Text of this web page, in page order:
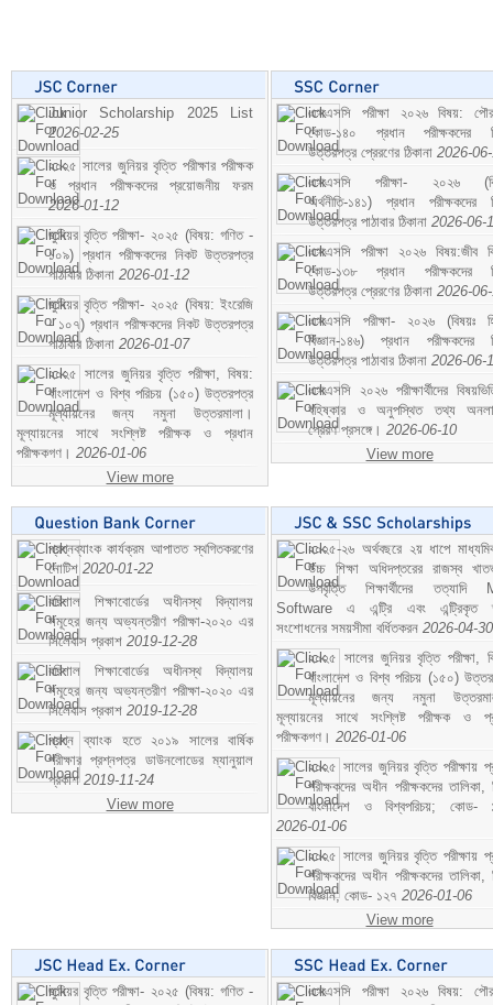
Junior Scholarship 2025 List
2026-02-25
২০২৫ সালের জুনিয়র বৃত্তি পরীক্ষার পরীক্ষক
ও প্রধান পরীক্ষকদের প্রয়োজনীয় ফরম
2026-01-12
জুনিয়র বৃত্তি পরীক্ষা- ২০২৫ (বিষয়: গণিত -
১০৯) প্রধান পরীক্ষকদের নিকট উত্তরপত্র
পাঠাবার ঠিকানা 2026-01-12
জুনিয়র বৃত্তি পরীক্ষা- ২০২৫ (বিষয়: ইংরেজি
- ১০৭) প্রধান পরীক্ষকদের নিকট উত্তরপত্র
পাঠাবার ঠিকানা 2026-01-07
২০২৫ সালের জুনিয়র বৃত্তি পরীক্ষা, বিষয়:
বাংলাদেশ ও বিশ্ব পরিচয় (১৫০) উত্তরপত্র
মূল্যায়নের জন্য নমুনা উত্তরমালা।
মূল্যায়নের সাথে সংশ্লিষ্ট পরীক্ষক ও প্রধান
পরীক্ষকগণ। 2026-01-06
View more
এসএসসি পরীক্ষা ২০২৬ বিষয়:
কোড-১৪০ প্রধান পরীক্ষকদের
উত্তরপত্র প্রেরণের ঠিকানা 2026-
এসএসসি পরীক্ষা- ২০২৬
অর্থনীতি-১৪১) প্রধান পরীক্ষকদের
উত্তরপত্র পাঠাবার ঠিকানা 2026-06-
এসএসসি পরীক্ষা ২০২৬ বিষয়:জীব
কোড-১৩৮ প্রধান পরীক্ষকদের
উত্তরপত্র প্রেরণের ঠিকানা 2026-
এসএসসি পরীক্ষা- ২০২৬ (বিষয়ঃ
বিজ্ঞান-১৪৬) প্রধান পরীক্ষকদের
উত্তরপত্র পাঠাবার ঠিকানা 2026-06-
এসএসসি ২০২৬ পরীক্ষার্থীদের
বহিষ্কার ও অনুপস্থিত তথ্য
প্রেরণ প্রসঙ্গে। 2026-06-10
View more
প্রশ্নব্যাংক কার্যক্রম আপাতত স্থগিতকরণের
নোটিশ 2020-01-22
বরিশাল শিক্ষাবোর্ডের অধীনস্থ বিদ্যালয়
সমূহের জন্য অভ্যন্তরীণ পরীক্ষা-২০২০ এর
সিলেবাস প্রকাশ 2019-12-28
বরিশাল শিক্ষাবোর্ডের অধীনস্থ বিদ্যালয়
সমূহের জন্য অভ্যন্তরীণ পরীক্ষা-২০২০ এর
সিলেবাস প্রকাশ 2019-12-28
প্রশ্ন ব্যাংক হতে ২০১৯ সালের বার্ষিক
পরীক্ষার প্রশ্নপত্র ডাউনলোডের ম্যানুয়াল
প্রকাশ 2019-11-24
View more
২০২৫-২৬ অর্থবছরে ২য় ধাপে
উচ্চ শিক্ষা অধিদপ্তরের রাজস্ব
উপবৃত্তি শিক্ষার্থীদের তত্যাদি
Software এ এন্ট্রি এবং এন্ট্রিকৃত
সংশোধনের সময়সীমা বর্ধিতকরন 2026-04-30
২০২৫ সালের জুনিয়র বৃত্তি পরীক্ষা,
বাংলাদেশ ও বিশ্ব পরিচয় (১৫০)
মূল্যায়নের জন্য নমুনা
মূল্যায়নের সাথে সংশ্লিষ্ট পরীক্ষক ও
পরীক্ষকগণ। 2026-01-06
২০২৫ সালের জুনিয়র বৃত্তি পরীক্ষায়
পরীক্ষকদের অধীন পরীক্ষকদের তালিকা,
বাংলাদেশ ও বিশ্বপরিচয়; কোড-
2026-01-06
২০২৫ সালের জুনিয়র বৃত্তি পরীক্ষায়
পরীক্ষকদের অধীন পরীক্ষকদের তালিকা,
বিজ্ঞান; কোড- ১২৭ 2026-01-06
View more
জুনিয়র বৃত্তি পরীক্ষা- ২০২৫ (বিষয়: গণিত -
এসএসসি পরীক্ষা ২০২৬ বিষয়: